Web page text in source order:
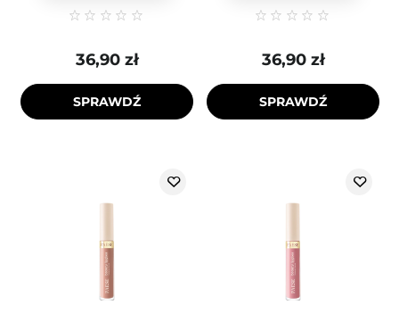
36,90 zł
SPRAWDŹ
36,90 zł
SPRAWDŹ